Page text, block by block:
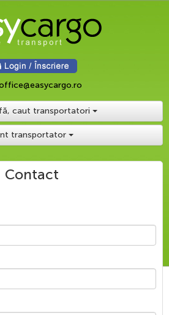
caut transportatori
transportator
Contact